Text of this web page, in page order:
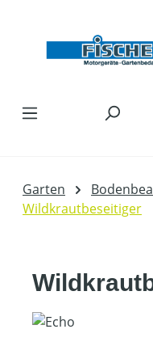
Garten
Wildkrautbeseitiger